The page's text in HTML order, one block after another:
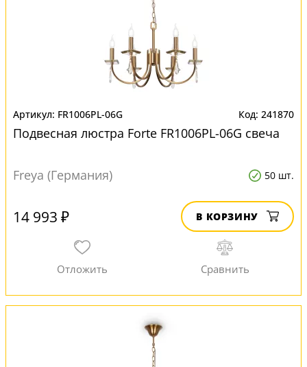
FR1006PL-06G 241870
Подвесная люстра Forte FR1006PL-06G свеча
Freya (Германия) 50 шт.
14 993 ₽ В КОРЗИНУ